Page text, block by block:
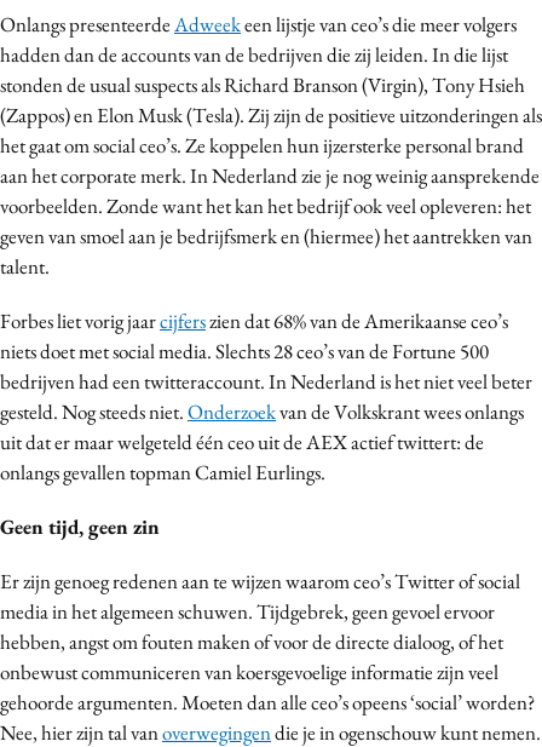
Carriere
Contentmarketing
Craft
Customer Experience
Data & Insights
Design
Digital transformation
Diversiteit
Effectiviteit
Gedragsverandering
Influencer marketing
Interne communicatie
Martech
Merkstrategie
PR
Programmatic
Purpose Marketing
Reputatie & crisis
Onlangs presenteerdeAdweekeen lijstje van ceo’s die meer volgers
hadden dan de accounts van de bedrijven die zij leiden. In die lijst
stonden de usual suspects als Richard Branson (Virgin), Tony Hsieh
(Zappos) en Elon Musk (Tesla). Zij zijn de positieve uitzonderingen als
het gaat om social ceo’s. Ze koppelen hun ijzersterke personal brand
aan het corporate merk. In Nederland zie je nog weinig aansprekende
voorbeelden. Zonde want het kan het bedrijf ook veel opleveren: het
geven van smoel aan je bedrijfsmerk en (hiermee) het aantrekken van
talent.
Forbes liet vorig jaarcijferszien dat 68% van de Amerikaanse ceo’s
niets doet met social media. Slechts 28 ceo’s van de Fortune 500
bedrijven had een twitteraccount. In Nederland is het niet veel beter
gesteld. Nog steeds niet.Onderzoekvan de Volkskrant wees onlangs
uit dat er maar welgeteld één ceo uit de AEX actief twittert: de
onlangs gevallen topman Camiel Eurlings.
Geen tijd, geen zin
Er zijn genoeg redenen aan te wijzen waarom ceo’s Twitter of social
media in het algemeen schuwen. Tijdgebrek, geen gevoel ervoor
hebben, angst om fouten maken of voor de directe dialoog, of het
onbewust communiceren van koersgevoelige informatie zijn veel
gehoorde argumenten. Moeten dan alle ceo’s opeens ‘social’ worden?
Nee, hier zijn tal vanoverwegingendie je in ogenschouw kunt nemen.